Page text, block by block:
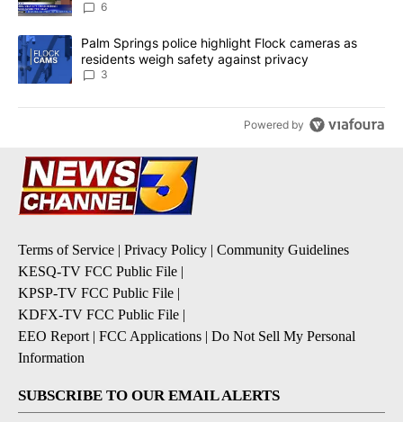
6
A trending article titled "Palm Springs police highlight Flock
Palm Springs police highlight Flock cameras as
residents weigh safety against privacy
3
Powered by
Terms of Service | Privacy Policy | Community Guidelines
KESQ-TV FCC Public File |
KPSP-TV FCC Public File |
KDFX-TV FCC Public File |
EEO Report | FCC Applications | Do Not Sell My Personal
Information
SUBSCRIBE TO OUR EMAIL ALERTS